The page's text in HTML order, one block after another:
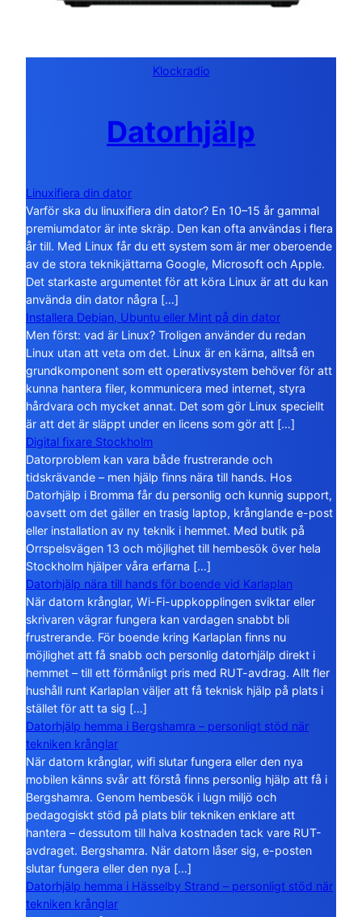
Klockradio
Datorhjälp
Linuxifiera din dator
Varför ska du linuxifiera din dator? En 10–15 år gammal
premiumdator är inte skräp. Den kan ofta användas i flera
år till. Med Linux får du ett system som är mer oberoende
av de stora teknikjättarna Google, Microsoft och Apple.
Det starkaste argumentet för att köra Linux är att du kan
använda din dator några […]
Installera Debian, Ubuntu eller Mint på din dator
Men först: vad är Linux? Troligen använder du redan
Linux utan att veta om det. Linux är en kärna, alltså en
grundkomponent som ett operativsystem behöver för att
kunna hantera filer, kommunicera med internet, styra
hårdvara och mycket annat. Det som gör Linux speciellt
är att det är släppt under en licens som gör att […]
Digital fixare Stockholm
Datorproblem kan vara både frustrerande och
tidskrävande – men hjälp finns nära till hands. Hos
Datorhjälp i Bromma får du personlig och kunnig support,
oavsett om det gäller en trasig laptop, krånglande e-post
eller installation av ny teknik i hemmet. Med butik på
Orrspelsvägen 13 och möjlighet till hembesök över hela
Stockholm hjälper våra erfarna […]
Datorhjälp nära till hands för boende vid Karlaplan
När datorn krånglar, Wi-Fi-uppkopplingen sviktar eller
skrivaren vägrar fungera kan vardagen snabbt bli
frustrerande. För boende kring Karlaplan finns nu
möjlighet att få snabb och personlig datorhjälp direkt i
hemmet – till ett förmånligt pris med RUT-avdrag. Allt fler
hushåll runt Karlaplan väljer att få teknisk hjälp på plats i
stället för att ta sig […]
Datorhjälp hemma i Bergshamra – personligt stöd när
tekniken krånglar
När datorn krånglar, wifi slutar fungera eller den nya
mobilen känns svår att förstå finns personlig hjälp att få i
Bergshamra. Genom hembesök i lugn miljö och
pedagogiskt stöd på plats blir tekniken enklare att
hantera – dessutom till halva kostnaden tack vare RUT-
avdraget. Bergshamra. När datorn låser sig, e-posten
slutar fungera eller den nya […]
Datorhjälp hemma i Hässelby Strand – personligt stöd när
tekniken krånglar